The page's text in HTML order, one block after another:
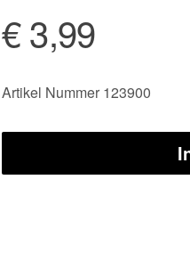
€ 3,99
Artikel Nummer 123900